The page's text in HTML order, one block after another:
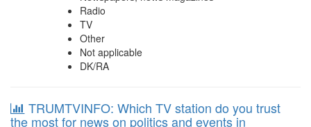
Radio
TV
Other
Not applicable
DK/RA
TRUMTVINFO: Which TV station do you trust
the most for news on politics and events in